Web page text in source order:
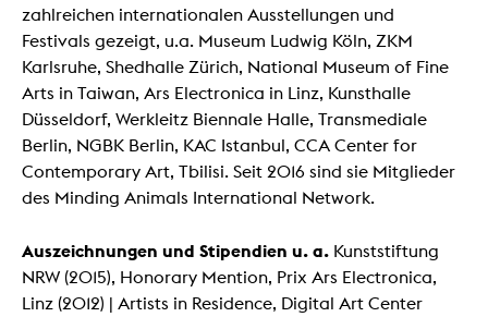
zahlreichen internationalen Ausstellungen und
Festivals gezeigt, u.a. Museum Ludwig Köln, ZKM
Karlsruhe, Shedhalle Zürich, National Museum of Fine
Arts in Taiwan, Ars Electronica in Linz, Kunsthalle
Düsseldorf, Werkleitz Biennale Halle, Transmediale
Berlin, NGBK Berlin, KAC Istanbul, CCA Center for
Contemporary Art, Tbilisi. Seit 2016 sind sie Mitglieder
des Minding Animals International Network.
Auszeichnungen und Stipendien u. a. Kunststiftung
NRW (2015), Honorary Mention, Prix Ars Electronica,
Linz (2012) | Artists in Residence, Digital Art Center